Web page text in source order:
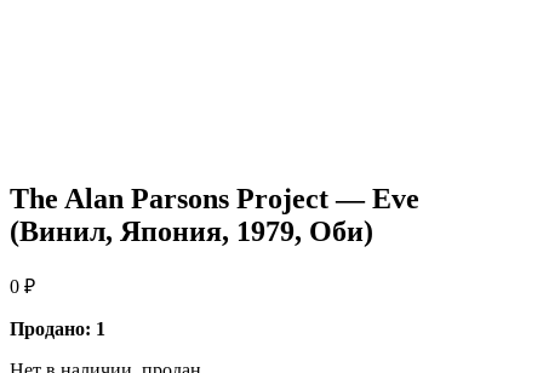
The Alan Parsons Project — Eve
(Винил, Япония, 1979, Оби)
0 ₽
Продано: 1